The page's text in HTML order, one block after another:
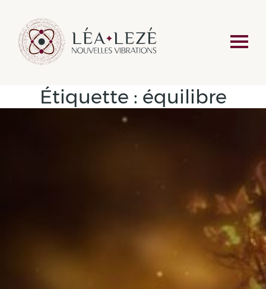
Étiquette : équilibre